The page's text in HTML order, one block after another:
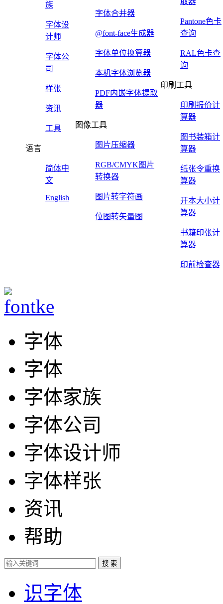
族
字体设
计师
字体公
司
样张
资讯
工具
语言
简体中
文
English
字体合并器
@font-face生成器
字体单位换算器
本机字体浏览器
PDF内嵌字体提取
器
图像工具
图片压缩器
RGB/CMYK图片
转换器
图片转字符画
位图转矢量图
Pantone色卡
查询
RAL色卡查
询
印刷工具
印刷报价计
算器
图书装箱计
算器
纸张令重换
算器
开本大小计
算器
书籍印张计
算器
印前检查器
字体
字体
字体家族
字体公司
字体设计师
字体样张
资讯
帮助
识字体